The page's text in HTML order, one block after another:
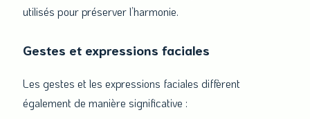
utilisés pour préserver l’harmonie.
Gestes et expressions faciales
Les gestes et les expressions faciales diffèrent
également de manière significative :